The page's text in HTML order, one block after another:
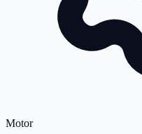
Motor